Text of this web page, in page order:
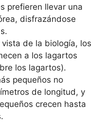
prefieren llevar una
disfrazándose
de la biología, los
a los lagartos
los lagartos).
pequeños no
de longitud, y
crecen hasta